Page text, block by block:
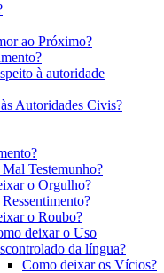
ao Próximo?
à autoridade
Autoridades Civis?
Testemunho?
o Orgulho?
o Roubo?
deixar o Uso
da língua?
Como deixar os Vícios?